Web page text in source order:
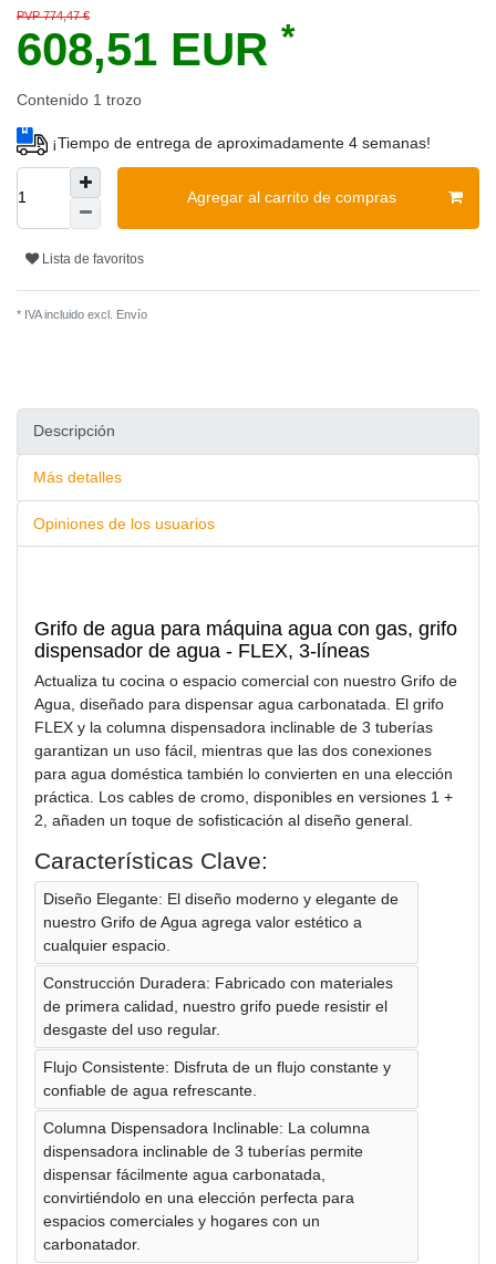
PVP 774,47 €
608,51 EUR *
Contenido 1 trozo
¡Tiempo de entrega de aproximadamente 4 semanas!
Agregar al carrito de compras
Lista de favoritos
* IVA incluido excl. Envío
Descripción
Más detalles
Opiniones de los usuarios
Grifo de agua para máquina agua con gas, grifo
dispensador de agua - FLEX, 3-líneas
Actualiza tu cocina o espacio comercial con nuestro Grifo de
Agua, diseñado para dispensar agua carbonatada. El grifo
FLEX y la columna dispensadora inclinable de 3 tuberías
garantizan un uso fácil, mientras que las dos conexiones
para agua doméstica también lo convierten en una elección
práctica. Los cables de cromo, disponibles en versiones 1 +
2, añaden un toque de sofisticación al diseño general.
Características Clave:
Diseño Elegante: El diseño moderno y elegante de
nuestro Grifo de Agua agrega valor estético a
cualquier espacio.
Construcción Duradera: Fabricado con materiales
de primera calidad, nuestro grifo puede resistir el
desgaste del uso regular.
Flujo Consistente: Disfruta de un flujo constante y
confiable de agua refrescante.
Columna Dispensadora Inclinable: La columna
dispensadora inclinable de 3 tuberías permite
dispensar fácilmente agua carbonatada,
convirtiéndolo en una elección perfecta para
espacios comerciales y hogares con un
carbonatador.